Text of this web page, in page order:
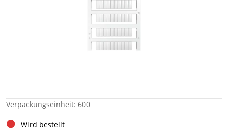
Verpackungseinheit: 600
Wird bestellt